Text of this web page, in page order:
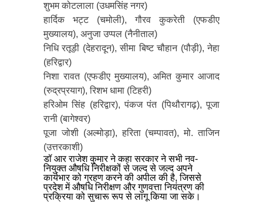
शुभम कोटलाला (उधमसिंह नगर)
हार्दिक भट्ट (चमोली), गौरव कुकरेती (एफडीए
मुख्यालय), अनुजा उप्पल (नैनीताल)
निधि रतूड़ी (देहरादून), सीमा बिष्ट चौहान (पौड़ी), नेहा
(हरिद्वार)
निशा रावत (एफडीए मुख्यालय), अमित कुमार आजाद
(रुद्रप्रयाग), रिशभ धामा (टिहरी)
हरिओम सिंह (हरिद्वार), पंकज पंत (पिथौरागढ़), पूजा
रानी (बागेश्वर)
पूजा जोशी (अल्मोड़ा), हरिता (चम्पावत), मो. ताजिन
(उत्तरकाशी)
डॉ आर राजेश कुमार ने कहा सरकार ने सभी नव-
नियुक्त औषधि निरीक्षकों से जल्द से जल्द अपने
कार्यभार को ग्रहण करने की अपील की है, जिससे
प्रदेश में औषधि निरीक्षण और गुणवत्ता नियंत्रण की
प्रक्रिया को सुचारू रूप से लागू किया जा सके।